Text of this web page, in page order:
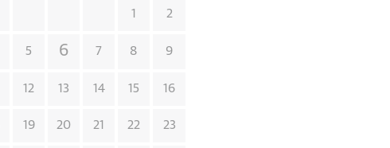
1 2
5 6 7 8 9
12 13 14 15 16
19 20 21 22 23